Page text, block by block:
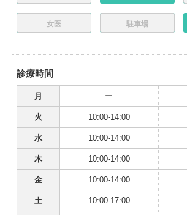
女医 駐車場
診療時間
月 ー
火 10:00-14:00
水 10:00-14:00
木 10:00-14:00
金 10:00-14:00
土 10:00-17:00